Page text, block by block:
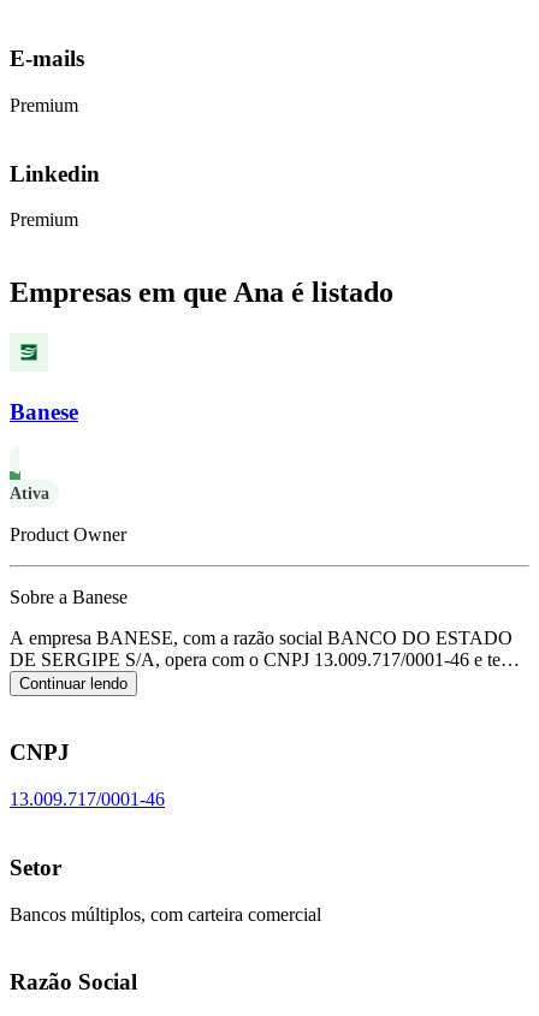
E-mails
Premium
Linkedin
Premium
Empresas em que Ana é listado
Banese
Ativa
Product Owner
Sobre a Banese
A empresa BANESE, com a razão social BANCO DO ESTADO
DE SERGIPE S/A, opera com o CNPJ 13.009.717/0001-46 e tem
sua sede localizada em Aracaju/SE.
de bancos múltiplos, com carteira comercial, de acordo com o
Continuar lendo
CNPJ
13.009.717/0001-46
Setor
Bancos múltiplos, com carteira comercial
Razão Social